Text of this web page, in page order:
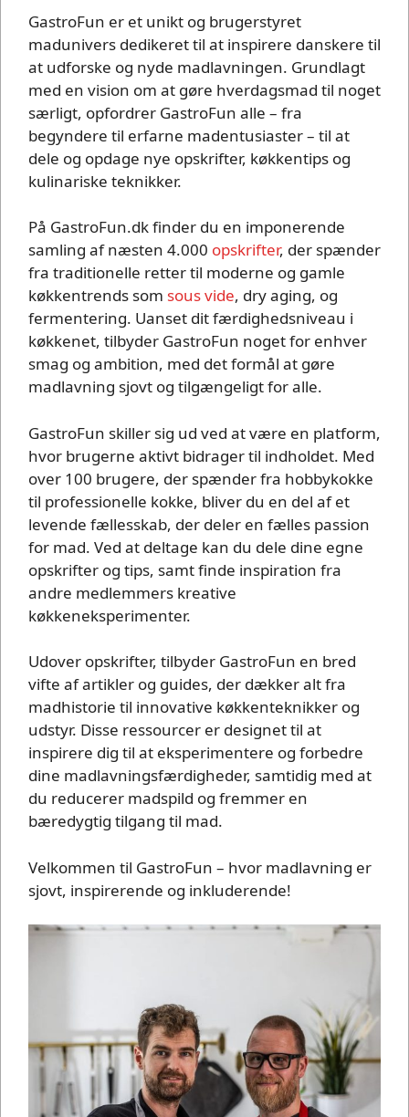
GastroFun er et unikt og brugerstyret
madunivers dedikeret til at inspirere danskere til
at udforske og nyde madlavningen. Grundlagt
med en vision om at gøre hverdagsmad til noget
særligt, opfordrer GastroFun alle – fra
begyndere til erfarne madentusiaster – til at
dele og opdage nye opskrifter, køkkentips og
kulinariske teknikker.
På GastroFun.dk finder du en imponerende
samling af næsten 4.000 opskrifter, der spænder
fra traditionelle retter til moderne og gamle
køkkentrends som sous vide, dry aging, og
fermentering. Uanset dit færdighedsniveau i
køkkenet, tilbyder GastroFun noget for enhver
smag og ambition, med det formål at gøre
madlavning sjovt og tilgængeligt for alle.
GastroFun skiller sig ud ved at være en platform,
hvor brugerne aktivt bidrager til indholdet. Med
over 100 brugere, der spænder fra hobbykokke
til professionelle kokke, bliver du en del af et
levende fællesskab, der deler en fælles passion
for mad. Ved at deltage kan du dele dine egne
opskrifter og tips, samt finde inspiration fra
andre medlemmers kreative
køkkeneksperimenter.
Udover opskrifter, tilbyder GastroFun en bred
vifte af artikler og guides, der dækker alt fra
madhistorie til innovative køkkenteknikker og
udstyr. Disse ressourcer er designet til at
inspirere dig til at eksperimentere og forbedre
dine madlavningsfærdigheder, samtidig med at
du reducerer madspild og fremmer en
bæredygtig tilgang til mad.
Velkommen til GastroFun – hvor madlavning er
sjovt, inspirerende og inkluderende!